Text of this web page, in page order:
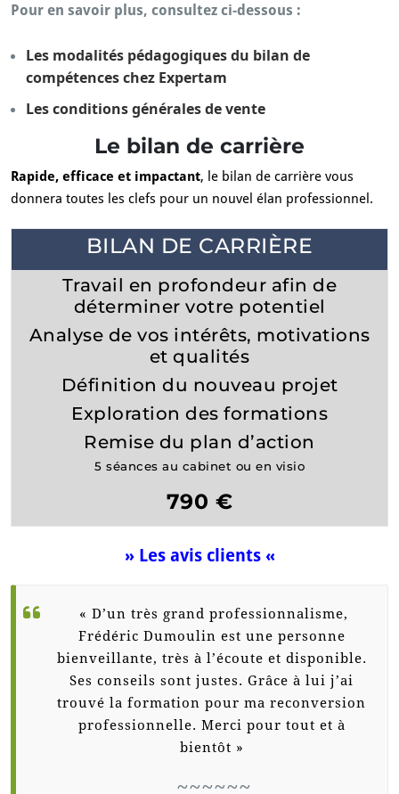
Pour en savoir plus, consultez ci-dessous :
Les modalités pédagogiques du bilan de
compétences chez Expertam
Les conditions générales de vente
Le bilan de carrière
Rapide, efficace et impactant, le bilan de carrière vous
donnera toutes les clefs pour un nouvel élan professionnel.
BILAN DE CARRIÈRE
Travail en profondeur afin de
déterminer votre potentiel
Analyse de vos intérêts, motivations
et qualités
Définition du nouveau projet
Exploration des formations
Remise du plan d’action
5 séances au cabinet ou en visio
790 €
» Les avis clients «
« D’un très grand professionnalisme,
Frédéric Dumoulin est une personne
bienveillante, très à l’écoute et disponible.
Ses conseils sont justes. Grâce à lui j’ai
trouvé la formation pour ma reconversion
professionnelle. Merci pour tout et à
bientôt »
~~~~~~